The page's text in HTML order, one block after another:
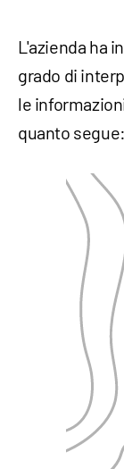
L'azienda ha
grado di
le
quanto segue: